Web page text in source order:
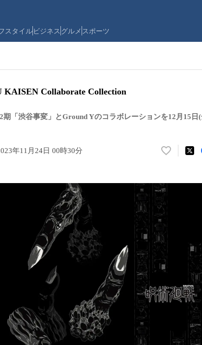
スタイルビジネス グルメ スポーツ
KAISEN Collaborate Collection
「渋谷事変」とGround Yのコラボレーションを12月15日
年11月24日 00時30分
い